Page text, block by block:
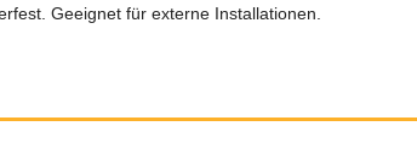
Geeignet für externe Installationen.